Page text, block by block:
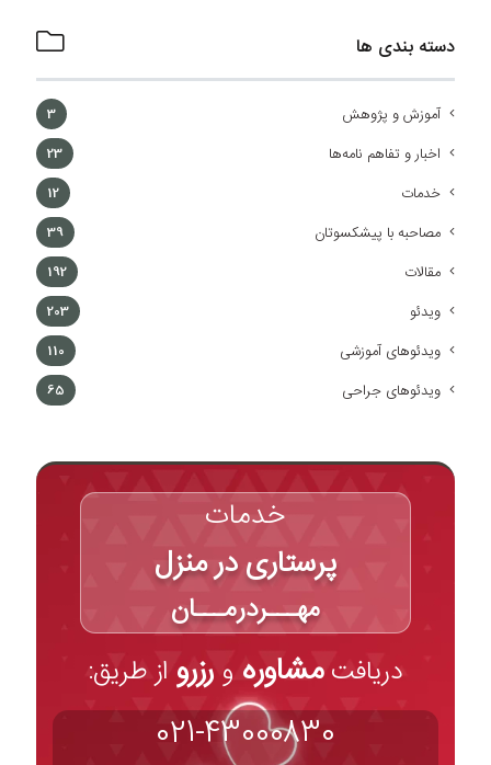
دسته بندی ها
آموزش و پژوهش 3
اخبار و تفاهم نامه‌ها 23
خدمات 12
مصاحبه با پیشکسوتان 39
مقالات 192
ویدئو 203
ویدئوهای آموزشی 110
ویدئوهای جراحی 65
خدمات
پرستاری در منزل
مهـــردرمـــان
دریافتمشاوره و رزرو از طریق:
021-43000830